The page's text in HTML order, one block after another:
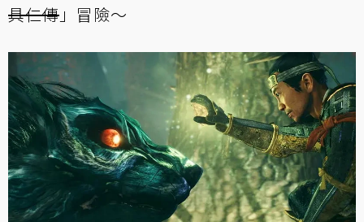
具仁傳 」冒險～